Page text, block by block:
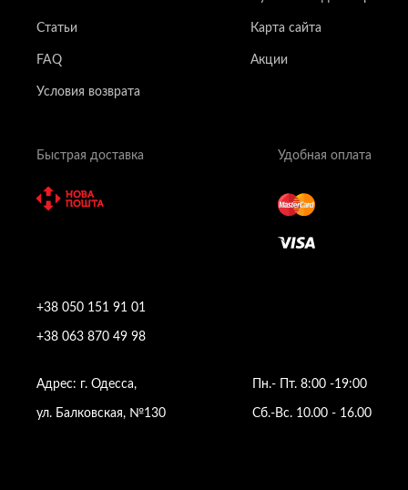
+38 050 151 91 01
+38 063 870 49 98
Пн.- Пт. 8:00 -19:00
Сб.-Вс. 10.00 - 16.00
Адрес: г. Одесса,
ул. Балковская, №130
Статьи Карта сайта
FAQ Акции
Условия возврата
Быстрая доставка Удобная оплата